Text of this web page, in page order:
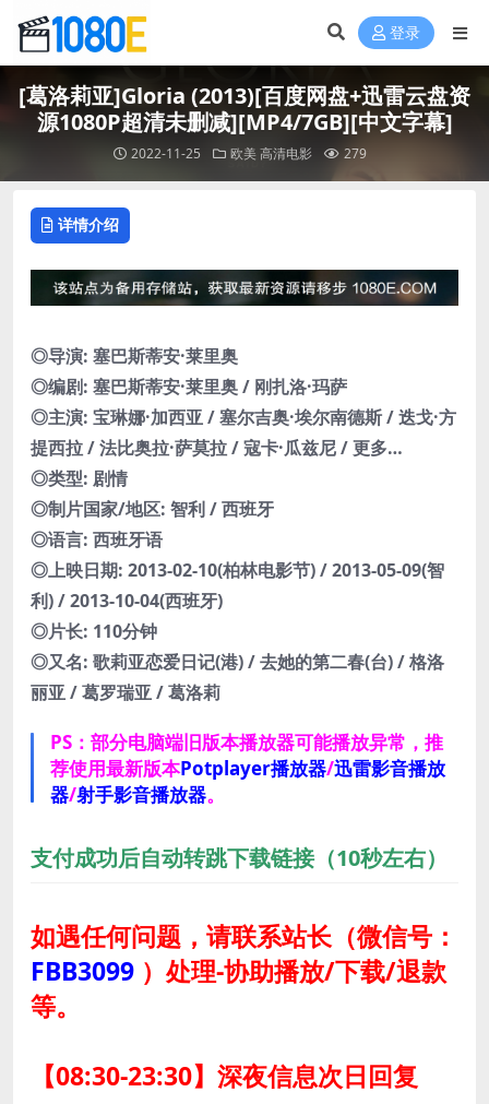
登录
[葛洛莉亚]Gloria (2013)[百度网盘+迅雷云盘资
源1080P超清未删减][MP4/7GB][中文字幕]
2022-11-25 欧美高清电影 279
详情介绍
◎导演: 塞巴斯蒂安·莱里奥
◎编剧: 塞巴斯蒂安·莱里奥 / 刚扎洛·玛萨
◎主演: 宝琳娜·加西亚 / 塞尔吉奥·埃尔南德斯 / 迭戈·方
提西拉 / 法比奥拉·萨莫拉 / 寇卡·瓜兹尼 / 更多…
◎类型: 剧情
◎制片国家/地区: 智利 / 西班牙
◎语言: 西班牙语
◎上映日期: 2013-02-10(柏林电影节) / 2013-05-09(智
利) / 2013-10-04(西班牙)
◎片长: 110分钟
◎又名: 歌莉亚恋爱日记(港) / 去她的第二春(台) / 格洛
丽亚 / 葛罗瑞亚 / 葛洛莉
PS：部分电脑端旧版本播放器可能播放异常，推
荐使用最新版本Potplayer播放器/迅雷影音播放
器/射手影音播放器。
支付成功后自动转跳下载链接（10秒左右）
如遇任何问题，请联系站长（微信号：
FBB3099 ） 处理-协助播放/下载/退款
等。
【08:30-23:30】深夜信息次日回复